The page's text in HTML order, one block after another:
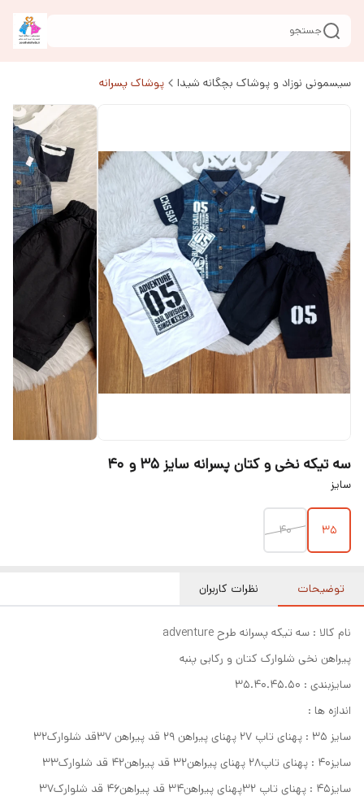
جستجو
سیسمونی نوزاد و پوشاک بچگانه شیدا پوشاک پسرانه
سه تیکه نخی و کتان پسرانه سایز ۳۵ و ۴۰
سایز
۳۵ ۴۰
توضیحات نظرات کاربران
نام کالا : سه تیکه پسرانه طرح adventure
پیراهن نخی شلوارک کتان و رکابی پنبه
سایزبندی : ۳۵.۴۰.۴۵.۵۰
اندازه ها :
سایز ۳۵ : پهنای تاپ ۲۷ پهنای پیراهن ۲۹ قد پیراهن ۳۷قد شلوارک۳۲
سایز۴۰ : پهنای تاپ۲۸ پهنای پیراهن۳۲ قد پیراهن۴۲ قد شلوارک۳۳
سایز۴۵ : پهنای تاپ ۳۲پهنای پیراهن۳۴ قد پیراهن۴۶ قد شلوارک۳۷